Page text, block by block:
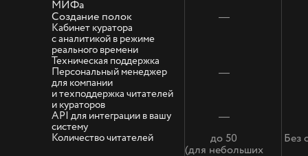
МИФа
Создание полок —
Кабинет куратора
с аналитикой в режиме
реального времени
Техническая поддержка
Персональный менеджер
для компании
и техподдержка читателей
и кураторов
—
API для интеграции в вашу
систему
—
Количество читателей до 50
(для небольших
Без